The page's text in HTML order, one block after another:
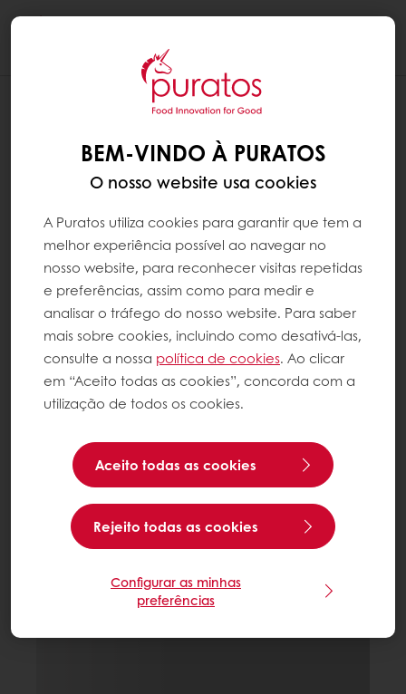
BEM-VINDO À PURATOS
O nosso website usa cookies
A Puratos utiliza cookies para garantir que tem a
melhor experiência possível ao navegar no
nosso website, para reconhecer visitas repetidas
e preferências, assim como para medir e
analisar o tráfego do nosso website. Para saber
mais sobre cookies, incluindo como desativá-las,
consulte a nossa política de cookies. Ao clicar
em “Aceito todas as cookies”, concorda com a
utilização de todos os cookies.
Aceito todas as cookies
Rejeito todas as cookies
Configurar as minhas
preferências